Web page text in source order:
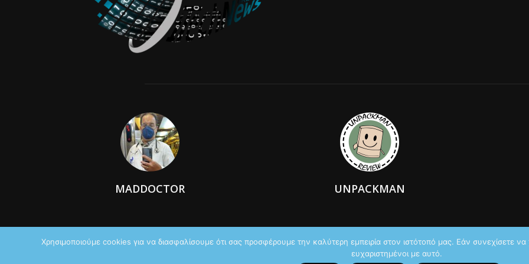
MADDOCTOR UNPACKMAN
Χρησιμοποιούμε cookies για να διασφαλίσουμε ότι σας προσφέρουμε την καλύτερη εμπειρία στον ιστότοπό μας. Εάν συνεχίσετε να
ευχαριστημένοι με αυτό.